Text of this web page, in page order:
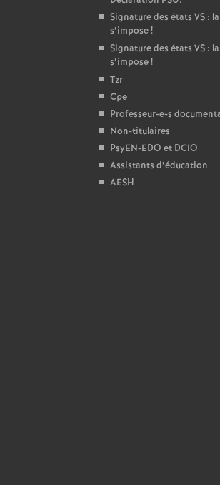
e
c
o
n
d
Signature des états VS:
s’impose!
Signature des états VS:
s’impose!
Tzr
Cpe
Professeur-e-s
Non-titulaires
PsyEN-EDO et DCIO
Assistants d’éducation
AESH